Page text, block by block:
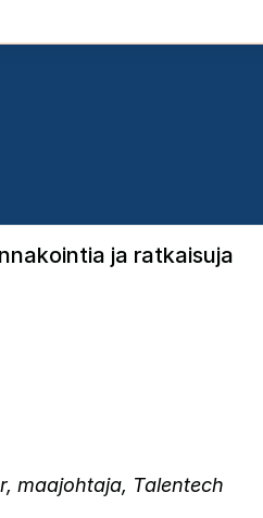
ja ratkaisuja
maajohtaja, Talentech